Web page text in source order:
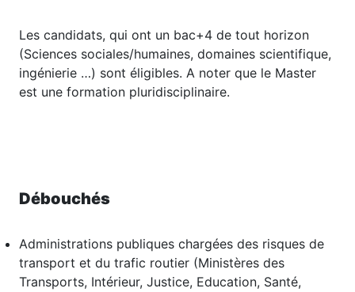
Les candidats, qui ont un bac+4 de tout horizon
(Sciences sociales/humaines, domaines scientifique,
ingénierie …) sont éligibles. A noter que le Master
est une formation pluridisciplinaire.
Débouchés
Administrations publiques chargées des risques de
transport et du trafic routier (Ministères des
Transports, Intérieur, Justice, Education, Santé,